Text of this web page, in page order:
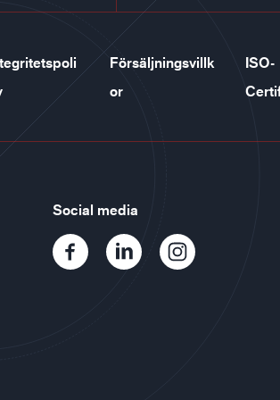
Försäljningsvillk
or
ISO-
Social media